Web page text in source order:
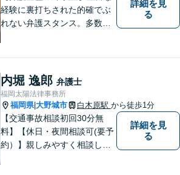
経験に裏打ちされた的確でぶ
れない弁護スタンス。多数の
法書士などとも連携しワンス
トップで解決。難事件には他
弁護士と協力も。元調停委
員。
詳細を見
る
内堀 逸郎 弁護士
福岡太陽法律事務所
福岡県|大野城市 白木原駅 から徒歩1分
【交通事故相談初回30分無
料】【休日・夜間相談可(要予
約）】親しみやすく相談しや
詳細を見
る